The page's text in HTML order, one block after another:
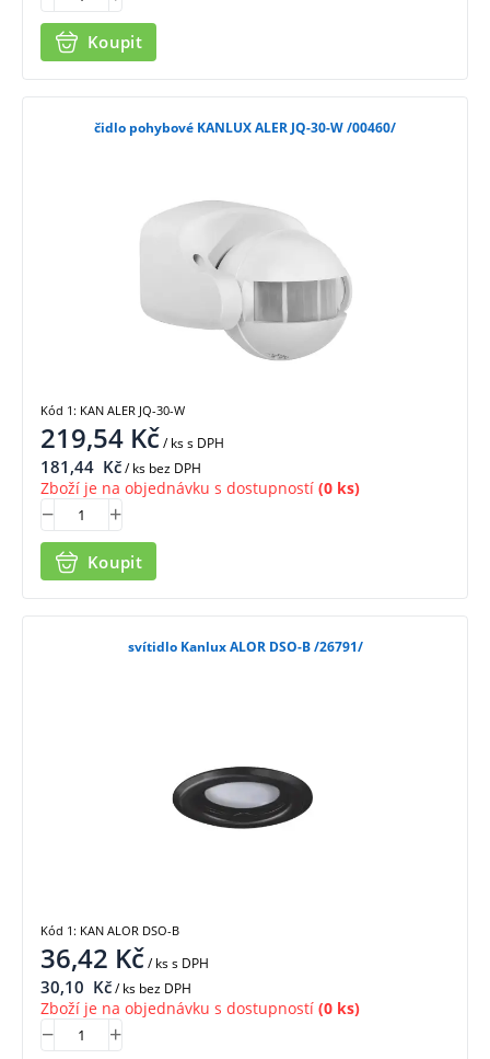
Koupit
čidlo pohybové KANLUX ALER JQ-30-W /00460/
219,54 Kč/ kss DPH
181,44 Kč/ ks bez DPH
Zboží je na objednávku s dostupností (0 ks)
Koupit
Kód 1: KAN ALER JQ-30-W
svítidlo Kanlux ALOR DSO-B /26791/
36,42 Kč/ kss DPH
30,10 Kč/ ks bez DPH
Zboží je na objednávku s dostupností (0 ks)
Kód 1: KAN ALOR DSO-B